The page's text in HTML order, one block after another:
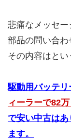
悲痛なメッセー
部品の問い合
その内容はとい
駆動用バッテリ
ィーラーで82万
で安い中古は
ます。